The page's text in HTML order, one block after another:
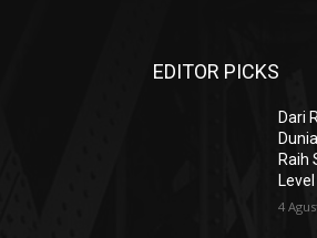
EDITOR PICKS
Dari
Raih
Level
4